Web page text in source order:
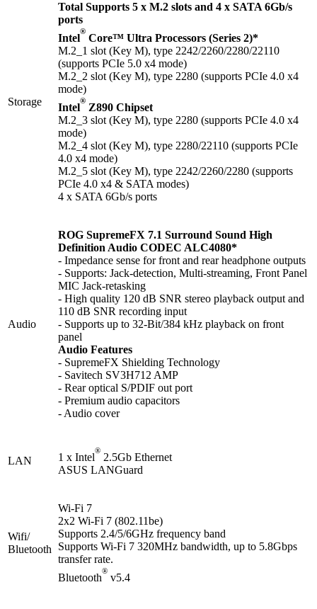
Storage
Total Supports 5 x M.2 slots and 4 x SATA 6Gb/s
ports
Intel
®
Core™ Ultra Processors (Series 2)*
M.2_1 slot (Key M), type 2242/2260/2280/22110
(supports PCIe 5.0 x4 mode)
M.2_2 slot (Key M), type 2280 (supports PCIe 4.0 x4
mode)
Intel
®
Z890 Chipset
M.2_3 slot (Key M), type 2280 (supports PCIe 4.0 x4
mode)
M.2_4 slot (Key M), type 2280/22110 (supports PCIe
4.0 x4 mode)
M.2_5 slot (Key M), type 2242/2260/2280 (supports
PCIe 4.0 x4 & SATA modes)
4 x SATA 6Gb/s ports
Audio
ROG SupremeFX 7.1 Surround Sound High
Definition Audio CODEC ALC4080*
- Impedance sense for front and rear headphone outputs
- Supports: Jack-detection, Multi-streaming, Front Panel
MIC Jack-retasking
- High quality 120 dB SNR stereo playback output and
110 dB SNR recording input
- Supports up to 32-Bit/384 kHz playback on front
panel
Audio Features
- SupremeFX Shielding Technology
- Savitech SV3H712 AMP
- Rear optical S/PDIF out port
- Premium audio capacitors
- Audio cover
LAN 1 x Intel
®
2.5Gb Ethernet
ASUS LANGuard
Wifi/
Bluetooth
Wi-Fi 7
2x2 Wi-Fi 7 (802.11be)
Supports 2.4/5/6GHz frequency band
Supports Wi-Fi 7 320MHz bandwidth, up to 5.8Gbps
transfer rate.
Bluetooth
®
v5.4